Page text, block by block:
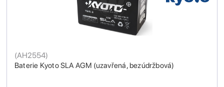
Baterie Kyoto SLA AGM (uzavřená, bezúdržbová)
(AH2554)